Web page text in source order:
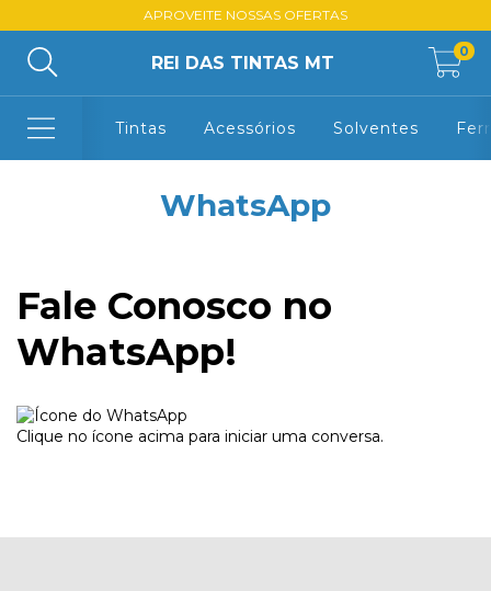
APROVEITE NOSSAS OFERTAS
REI DAS TINTAS MT
0
Tintas Acessórios Solventes
WhatsApp
Fale Conosco no
WhatsApp!
Clique no ícone acima para iniciar uma conversa.